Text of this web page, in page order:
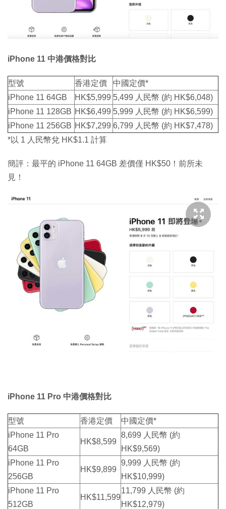
iPhone 11 中港價格對比
型號 香港定價
中國定價*
iPhone 11 64GB
HK$5,999 5,499 人民幣 (約 HK$6,048)
iPhone 11 128GB HK$6,499 5,999 人民幣 (約 HK$6,599)
iPhone 11 256GB HK$7,299 6,799 人民幣 (約 HK$7,478)
*以 1 人民幣兌 HK$1.1 計算
簡評：最平的 iPhone 11 64GB 差價僅 HK$50！前所未
見！
iPhone 11 Pro 中港價格對比
型號 香港定價
中國定價*
iPhone 11 Pro
64GB
HK$8,599
8,699 人民幣 (約
HK$9,569)
iPhone 11 Pro
256GB
HK$9,899
9,999 人民幣 (約
HK$10,999)
iPhone 11 Pro
512GB
HK$11,599
11,799 人民幣 (約
HK$12,979)